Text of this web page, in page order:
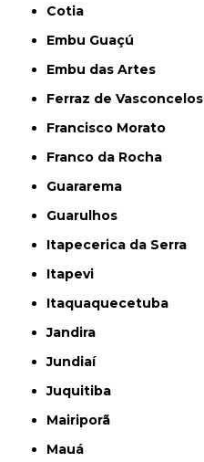
Cotia
Embu Guaçú
Embu das Artes
Ferraz de Vasconcelos
Francisco Morato
Franco da Rocha
Guararema
Guarulhos
Itapecerica da Serra
Itapevi
Itaquaquecetuba
Jandira
Jundiaí
Juquitiba
Mairiporã
Mauá